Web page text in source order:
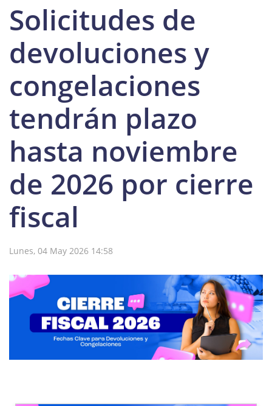
Solicitudes de
devoluciones y
congelaciones
tendrán plazo
hasta noviembre
de 2026 por cierre
fiscal
Lunes, 04 May 2026 14:58